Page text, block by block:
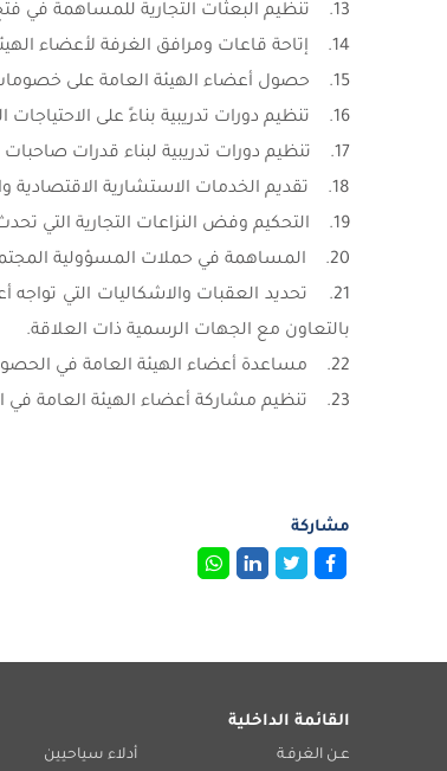
13. تنظيم البعثات التجارية للمساهمة في فتح أسواق جديدة وتشجيع التبادلات التجارية.
14. إتاحة قاعات ومرافق الغرفة لأعضاء الهيئة العامة وغير الأعضاء لتنفيذ الأنشطة المختلفة.
15. حصول أعضاء الهيئة العامة على خصومات مالية من منشآت اقتصادية وصحية من خلال الاتفاقيات الموقعة معها.
16. تنظيم دورات تدريبية بناءً على الاحتياجات التدريبية لأعضاء الهيئة العامة.
17. تنظيم دورات تدريبية لبناء قدرات صاحبات الأعمال وعقد ورشات عمل في عدة مجالات تهم صاحبات الأعمال.
18. تقديم الخدمات الاستشارية الاقتصادية والقانونية وإعداد الدراسات الأولية.
19. التحكيم وفض النزاعات التجارية التي تحدث بين أعضاء الهيئة العامة والجهات الخارجية.
20. المساهمة في حملات المسؤولية المجتمعية.
21. تحديد العقبات والاشكاليات التي
بالتعاون مع الجهات الرسمية ذات العلاقة.
22. مساعدة أعضاء الهيئة العامة في الحصول على مصادر السلع والخدمات والمواد الخام من دول العالم المختلفة.
23. تنظيم مشاركة أعضاء الهيئة العامة في المعارض المحلية والدولية.
مشاركة
القائمة الداخلية
عـن الغرفـة أدلاء سياحيين